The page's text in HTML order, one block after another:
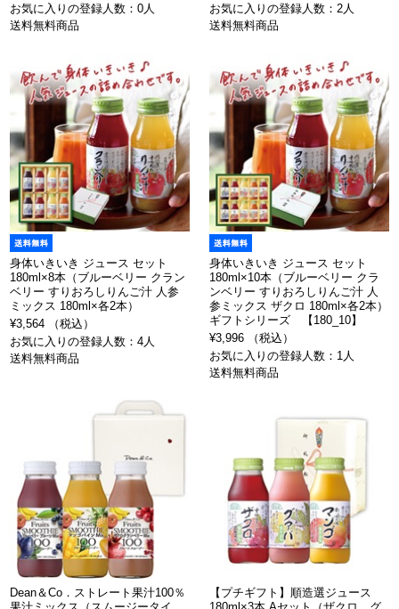
お気に入りの登録人数：0人
送料無料商品
お気に入りの登録人数：2人
送料無料商品
身体いきいき ジュース セット
180ml×8本（ブルーベリー クラン
ベリー すりおろしりんご汁 人参
ミックス 180ml×各2本）
¥3,564 （税込）
お気に入りの登録人数：4人
送料無料商品
身体いきいき ジュース セット
180ml×10本（ブルーベリー クラ
ンベリー すりおろしりんご汁 人
参ミックス ザクロ 180ml×各2本）
ギフトシリーズ 【180_10】
¥3,996 （税込）
お気に入りの登録人数：1人
送料無料商品
Dean＆Co．ストレート果汁100％
【プチギフト】順造選ジュース